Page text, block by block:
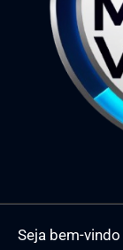
Seja bem-